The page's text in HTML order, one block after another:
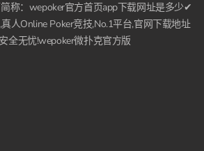
简称：wepoker官方首页app下载网址是多少✔
人Online Poker竞技,No.1平台,官网下载地址
全无忧!wepoker微扑克官方版